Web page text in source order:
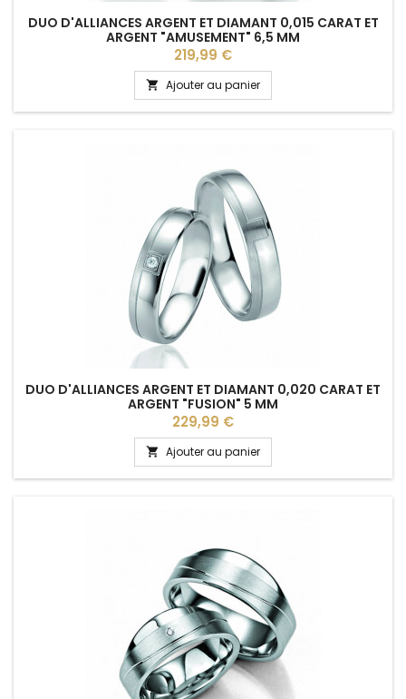
DUO D'ALLIANCES ARGENT ET DIAMANT 0,015 CARAT ET
ARGENT "AMUSEMENT" 6,5 MM
Prix
219,99 €
 Ajouter au panier
DUO D'ALLIANCES ARGENT ET DIAMANT 0,020 CARAT ET
ARGENT "FUSION" 5 MM
Prix
229,99 €
 Ajouter au panier